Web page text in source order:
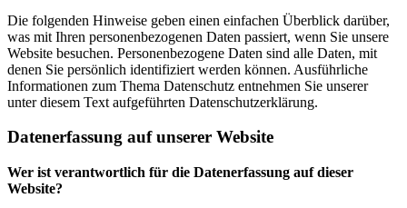
Die folgenden Hinweise geben einen einfachen Überblick darüber,
was mit Ihren personenbezogenen Daten passiert, wenn Sie unsere
Website besuchen. Personenbezogene Daten sind alle Daten, mit
denen Sie persönlich identifiziert werden können. Ausführliche
Informationen zum Thema Datenschutz entnehmen Sie unserer
unter diesem Text aufgeführten Datenschutzerklärung.
Datenerfassung auf unserer Website
Wer ist verantwortlich für die Datenerfassung auf dieser
Website?